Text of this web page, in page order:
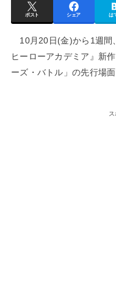
ポスト シェア は
10月20日(金)から1週間
ヒーローアカデミア』新
ーズ・バトル」の先行場